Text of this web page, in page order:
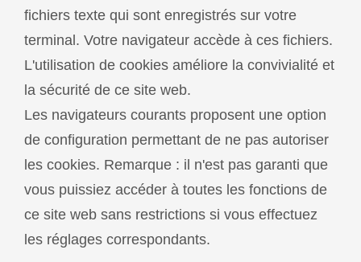
fichiers texte qui sont enregistrés sur votre
terminal. Votre navigateur accède à ces fichiers.
L'utilisation de cookies améliore la convivialité et
la sécurité de ce site web.
Les navigateurs courants proposent une option
de configuration permettant de ne pas autoriser
les cookies. Remarque : il n'est pas garanti que
vous puissiez accéder à toutes les fonctions de
ce site web sans restrictions si vous effectuez
les réglages correspondants.